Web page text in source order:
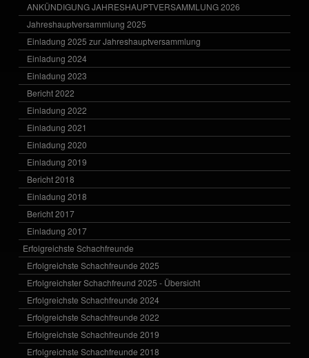
ANKÜNDIGUNG JAHRESHAUPTVERSAMMLUNG 2026
Jahreshauptversammlung 2025
Einladung 2025 zur Jahreshauptversammlung
Einladung 2024
Einladung 2023
Bericht 2022
Einladung 2022
Einladung 2021
Einladung 2020
Einladung 2019
Bericht 2018
Einladung 2018
Bericht 2017
Einladung 2017
Erfolgreichste Schachfreunde
Erfolgreichste Schachfreunde 2025
Erfolgreichster Schachfreund 2025 - Übersicht
Erfolgreichste Schachfreunde 2024
Erfolgreichste Schachfreunde 2022
Erfolgreichste Schachfreunde 2019
Erfolgreichste Schachfreunde 2018